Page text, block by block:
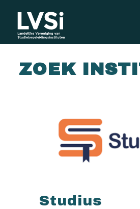
ZOEK
Studius